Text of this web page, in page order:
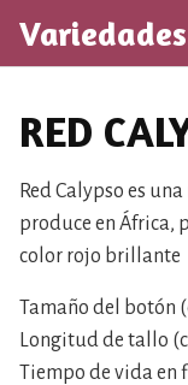
l
RED
Red Calypso es
produce en África,
color rojo brillante
Tamaño del botón
Longitud de tallo
Tiempo de vida en